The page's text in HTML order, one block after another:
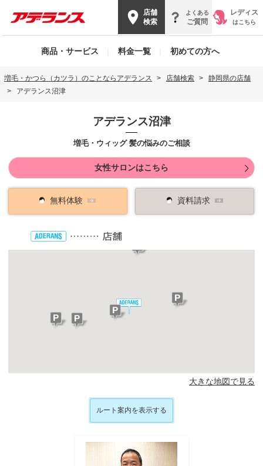
店舗
検索
よくある
ご質問
レディス
はこちら
商品・サービス 料金一覧 初めての方へ
増毛・かつら（カツラ）のことならアデランス 店舗検索
静岡県の店舗
アデランス沼津
アデランス沼津
増毛・ウィッグ 髪の悩みのご相談
女性サロンはこちら
無料体験 資料請求
大きな地図で見る
ルート案内を表示する